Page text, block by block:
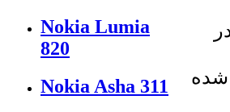
Nokia Lumia
820
Nokia Asha 311
شده